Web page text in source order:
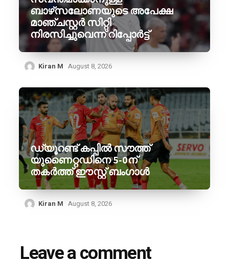
ബാഴ്‌സലോണയുടെ അപേക്ഷ
മാഞ്ചസ്റ്റർ സിറ്റി
നിരസിച്ചുവെന്ന് റിപ്പോർട്ട്
Kiran M August 8, 2026
ഡ്യൂറണ്ട് കപ്പിൽ സൗത്ത്
യുണൈറ്റഡിനെ 5-0ന്
തകർത്ത് ഈസ്റ്റ് ബംഗാൾ
Kiran M August 8, 2026
Leave a comment